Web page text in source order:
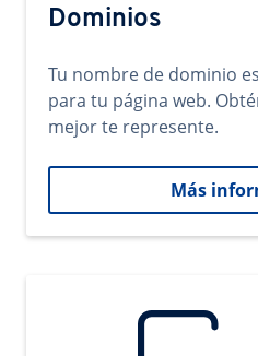
Dominios
Tu nombre de dominio
para tu página web.
mejor te represente.
Más